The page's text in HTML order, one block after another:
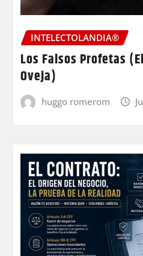
INTELECTOLANDIA®
Los Falsos Profetas
Oveja)
huggo romerom